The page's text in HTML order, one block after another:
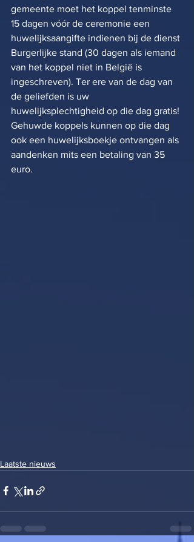
gemeente moet het koppel tenminste
15 dagen vóór de ceremonie een
huwelijksaangifte indienen bij de dienst
Burgerlijke stand (30 dagen als iemand
van het koppel niet in België is
ingeschreven). Ter ere van de dag van
de geliefden is uw
huwelijksplechtigheid op die dag gratis!
Gehuwde koppels kunnen op die dag
ook een huwelijksboekje ontvangen als
aandenken mits een betaling van 35
euro.
Laatste nieuws